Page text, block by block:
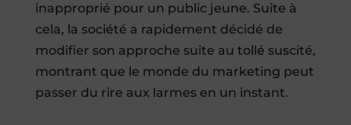
inapproprié pour un public jeune. Suite à
cela, la société a rapidement décidé de
modifier son approche suite au tollé suscité,
montrant que le monde du marketing peut
passer du rire aux larmes en un instant.